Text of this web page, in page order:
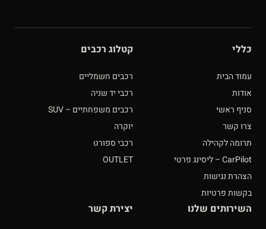
כללי
עמוד הבית
אודות
סניף ראשי
צרו קשר
תרומה לקהילה
CarPilot – ליסינג פרטי
הצהרת נגישות
בקשות פרטיות
קטלוג רכבים
רכבים חשמליים
רכבי יד שניה
רכבים משפחתיים – SUV
יוקרה
רכבי ספורט
OUTLET
השירותים שלנו יצירת קשר